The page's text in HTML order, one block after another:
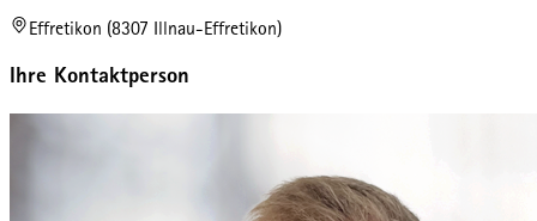
Effretikon (8307 Illnau-Effretikon)
Ihre Kontaktperson